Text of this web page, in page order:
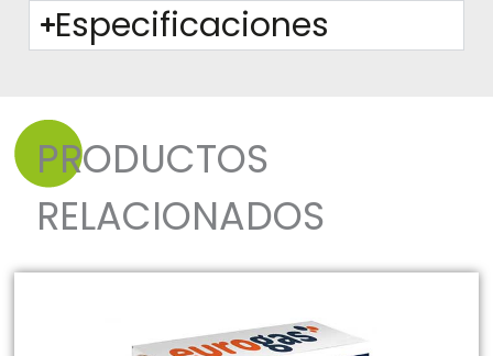
Especificaciones
PRODUCTOS
RELACIONADOS